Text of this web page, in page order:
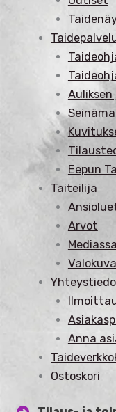
Eepun
Taiteilija
Arvot
Mediassa
Anna
Ostoskori